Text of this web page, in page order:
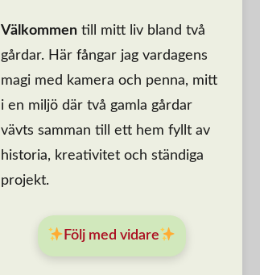
Välkommen till mitt liv bland två
gårdar. Här fångar jag vardagens
magi med kamera och penna, mitt
i en miljö där två gamla gårdar
vävts samman till ett hem fyllt av
historia, kreativitet och ständiga
projekt.
Följ med vidare